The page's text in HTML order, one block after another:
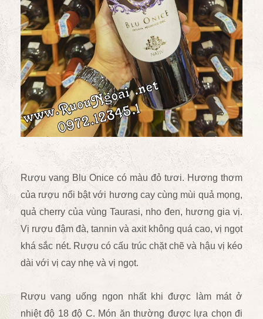
Rượu vang Blu Onice có màu đỏ tươi. Hương thơm
của rượu nổi bật với hương cay cùng mùi quả mọng,
quả cherry của vùng Taurasi, nho đen, hương gia vị.
Vị rượu đậm đà, tannin và axit không quá cao, vị ngọt
khá sắc nét. Rượu có cấu trúc chặt chẽ và hậu vị kéo
dài với vị cay nhẹ và vị ngọt.
Rượu vang uống ngon nhất khi được làm mát ở
nhiệt độ 18 độ C. Món ăn thường được lựa chọn đi